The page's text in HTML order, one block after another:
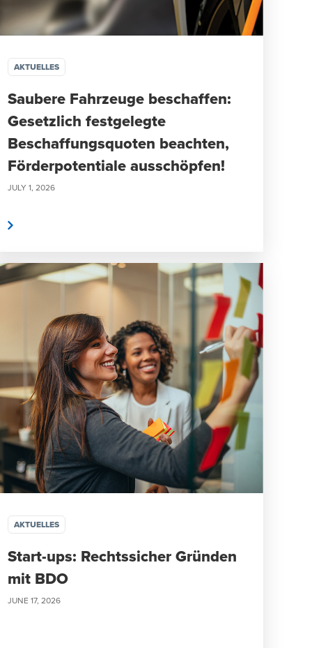
AKTUELLES
Saubere Fahrzeuge beschaffen:
Gesetzlich festgelegte
Beschaffungsquoten beachten,
Förderpotentiale ausschöpfen!
JULY 1, 2026
AKTUELLES
Start-ups: Rechtssicher Gründen
mit BDO
JUNE 17, 2026